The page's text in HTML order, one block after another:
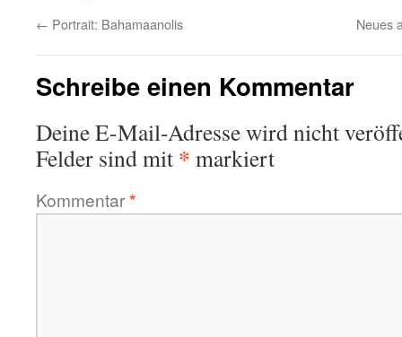
← Portrait: Bahamaanolis Neues
Schreibe einen Kommentar
Deine E-Mail-Adresse wird nicht
Felder sind mit * markiert
Kommentar*